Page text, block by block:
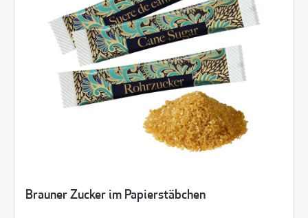
Brauner Zucker im Papierstäbchen